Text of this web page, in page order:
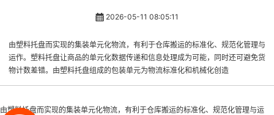
2026-05-11 08:05:11
由塑料托盘而实现的集装单元化物流，有利于仓库搬运的标准化、规范化管理与
运作。塑料托盘让商品的单元化数据传递和信息处理成为可能，同时还可避免货
物计数差错。由塑料托盘组成的包装单元为物流标准化和机械化创造
由塑料托盘而实现的集装单元化物流，有利于仓库搬运的标准化、规范化管理与运